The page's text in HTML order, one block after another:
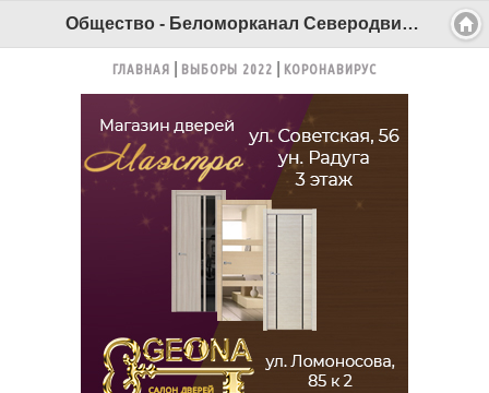
Общество - Беломорканал Северодвинск tv29.ru
ГЛАВНАЯ ВЫБОРЫ 2022 КОРОНАВИРУС